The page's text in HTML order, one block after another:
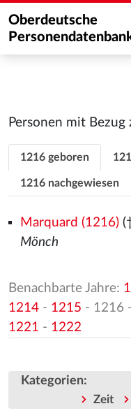
Oberdeutsche
Personen mit Bezug
1216 geboren
1216 nachgewiesen
Marquard (1216)
Mönch
Benachbarte Jahre:
1214 - 1215 - 1216 -
1221 - 1222
Kategorien:
Zeit